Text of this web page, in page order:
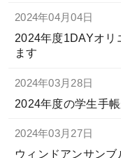
2024年04月04日
2024年度1DAYオリ
ます
2024年03月28日
2024年度の学生手
2024年03月27日
ウィンドアンサンブ